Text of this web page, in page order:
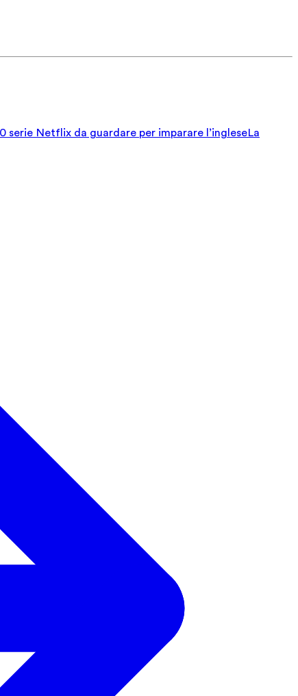
serie Netflix da guardare per imparare l’ingleseLa